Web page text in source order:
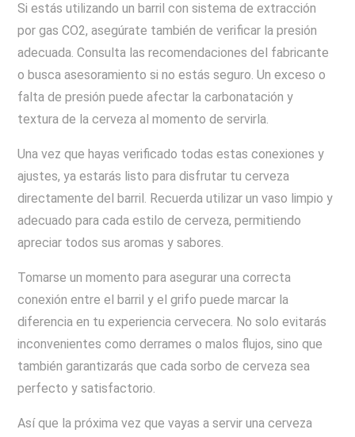
Si estás utilizando un barril con sistema de extracción
por gas CO2, asegúrate también de verificar la presión
adecuada. Consulta las recomendaciones del fabricante
o busca asesoramiento si no estás seguro. Un exceso o
falta de presión puede afectar la carbonatación y
textura de la cerveza al momento de servirla.
Una vez que hayas verificado todas estas conexiones y
ajustes, ya estarás listo para disfrutar tu cerveza
directamente del barril. Recuerda utilizar un vaso limpio y
adecuado para cada estilo de cerveza, permitiendo
apreciar todos sus aromas y sabores.
Tomarse un momento para asegurar una correcta
conexión entre el barril y el grifo puede marcar la
diferencia en tu experiencia cervecera. No solo evitarás
inconvenientes como derrames o malos flujos, sino que
también garantizarás que cada sorbo de cerveza sea
perfecto y satisfactorio.
Así que la próxima vez que vayas a servir una cerveza